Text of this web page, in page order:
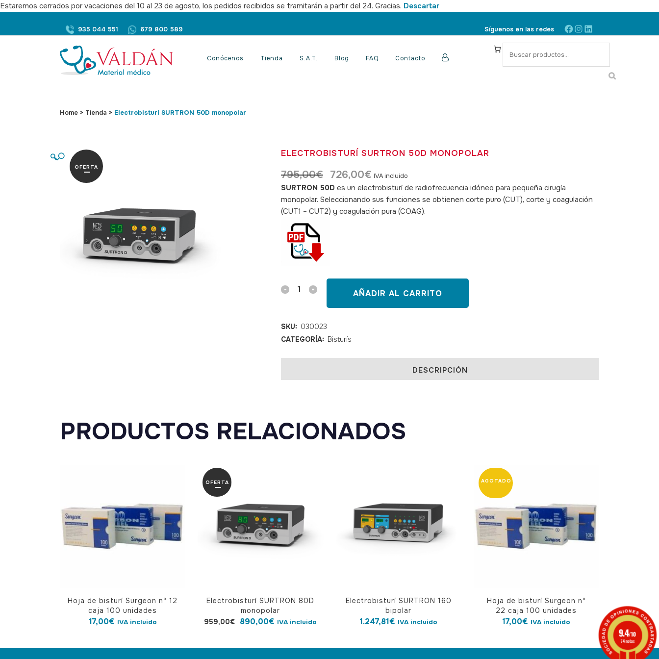
Estaremos cerrados por vacaciones del 10 al 23 de agosto, los pedidos recibidos se tramitarán a partir del 24. Gracias. Descartar
935 044 551 679 800 589 Síguenos en las redes Facebook
Instagram
LinkedIn
S
Conócenos Tienda S.A.T. Blog FAQ Contacto
Home > Tienda > Electrobisturí SURTRON 50D monopolar
OFERTA
🔍 ELECTROBISTURÍ SURTRON 50D MONOPOLAR
795,00€
El
precio
original
era:
726,00€ El
precio
actual
es:
IVA incluido
SURTRON 50D es un electrobisturí de radiofrecuencia idóneo para pequeña cirugía
monopolar. Seleccionando sus funciones se obtienen corte puro (CUT), corte y coagulación
(CUT1 – CUT2) y coagulación pura (COAG).
Electrobisturí
50D
monopolar
AÑADIR AL CARRITO
SKU: 030023
CATEGORÍA: Bisturís
DESCRIPCIÓN
PRODUCTOS RELACIONADOS
Hoja de bisturí Surgeon nº 12
caja 100 unidades
17,00€ IVA incluido
OFERTA
Electrobisturí SURTRON 80D
monopolar
959,00€ El
original
890,00€ El
actual
IVA incluido
Electrobisturí SURTRON 160
bipolar
1.247,81€ IVA incluido
Hoja de bisturí Surgeon nº
22 caja 100 unidades
17,00€ IVA incluido
9.4/10
74 notas